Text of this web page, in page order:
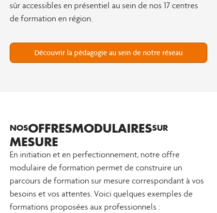
sûr accessibles en présentiel au sein de nos 17 centres
de formation en région.
Découvrir la pédagogie au sein de notre réseau
NOSOFFRESMODULAIRESSUR
MESURE
En initiation et en perfectionnement, notre offre
modulaire de formation permet de construire un
parcours de formation sur mesure correspondant à vos
besoins et vos attentes. Voici quelques exemples de
formations proposées aux professionnels :